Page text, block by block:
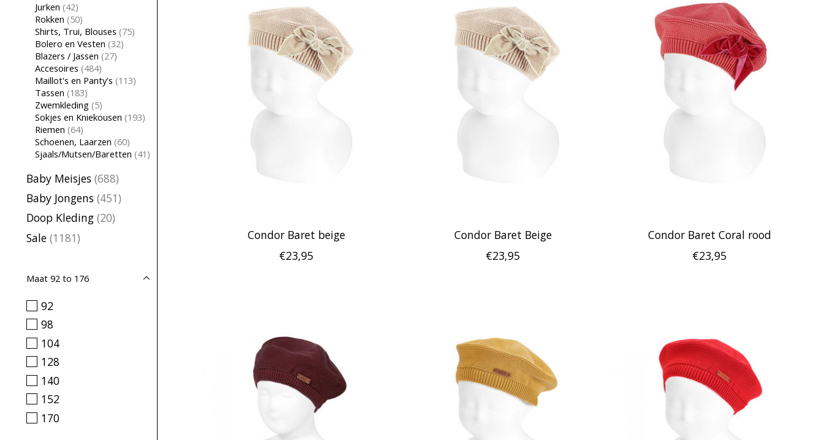
Jurken (42)
Rokken (50)
Shirts, Trui, Blouses (75)
Bolero en Vesten (32)
Blazers / Jassen (27)
Accesoires (484)
Maillot's en Panty's (113)
Tassen (183)
Zwemkleding (5)
Sokjes en Kniekousen (193)
Riemen (64)
Schoenen, Laarzen (60)
Sjaals/Mutsen/Baretten (41)
Baby Meisjes (688)
Baby Jongens (451)
Doop Kleding (20)
Sale (1181)
Maat 92 to 176
92
98
104
128
140
152
170
Condor Baret beige
€23,95
Condor Baret Beige
€23,95
Condor Baret Coral rood
€23,95